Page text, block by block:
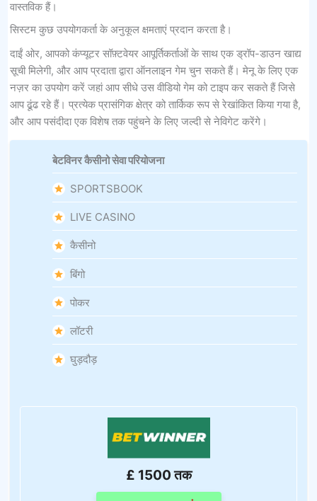
वास्तविक हैं।
सिस्टम कुछ उपयोगकर्ता के अनुकूल क्षमताएं प्रदान करता है।
दाईं ओर, आपको कंप्यूटर सॉफ़्टवेयर आपूर्तिकर्ताओं के साथ एक ड्रॉप-डाउन खाद्य
सूची मिलेगी, और आप प्रदाता द्वारा ऑनलाइन गेम चुन सकते हैं। मेनू के लिए एक
नज़र का उपयोग करें जहां आप सीधे उस वीडियो गेम को टाइप कर सकते हैं जिसे
आप ढूंढ रहे हैं। प्रत्येक प्रासंगिक क्षेत्र को तार्किक रूप से रेखांकित किया गया है,
और आप पसंदीदा एक विशेष तक पहुंचने के लिए जल्दी से नेविगेट करेंगे।
बेटविनर कैसीनो सेवा परियोजना
SPORTSBOOK
LIVE CASINO
कैसीनो
बिंगो
पोकर
लॉटरी
घुड़दौड़
£ 1500 तक